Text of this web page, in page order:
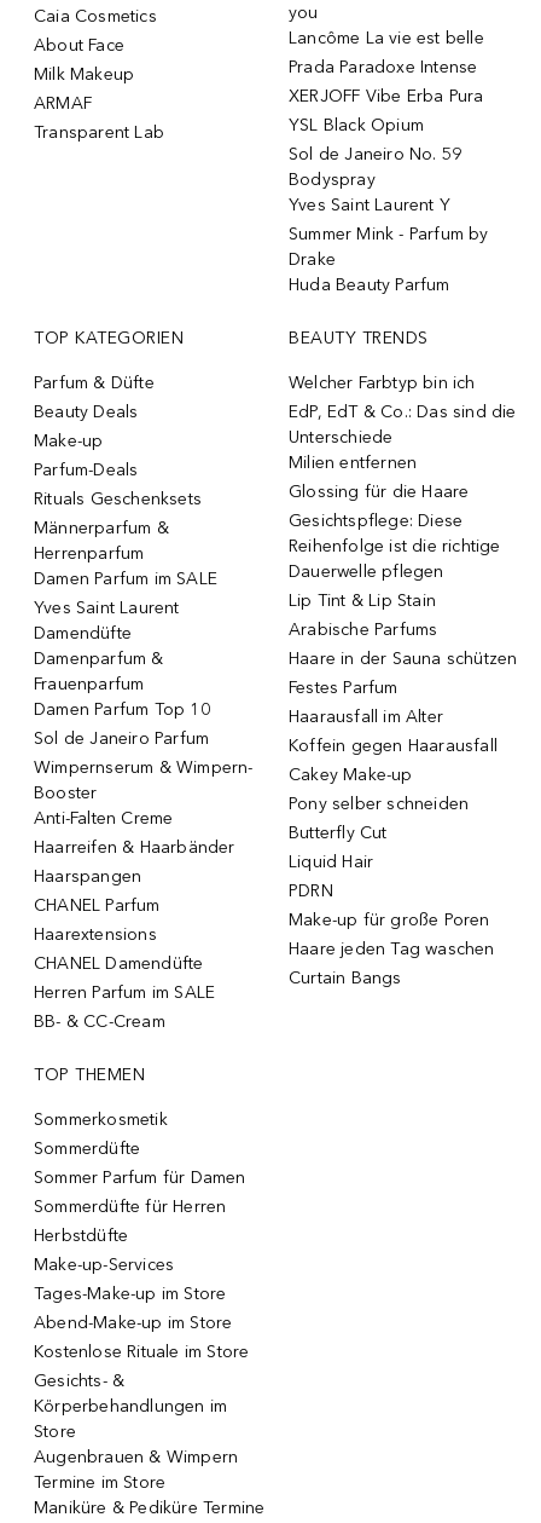
Caia Cosmetics
About Face
Milk Makeup
ARMAF
Transparent Lab
you
Lancôme La vie est belle
Prada Paradoxe Intense
XERJOFF Vibe Erba Pura
YSL Black Opium
Sol de Janeiro No. 59
Bodyspray
Yves Saint Laurent Y
Summer Mink - Parfum by
Drake
Huda Beauty Parfum
TOP KATEGORIEN
Parfum & Düfte
Beauty Deals
Make-up
Parfum-Deals
Rituals Geschenksets
Männerparfum &
Herrenparfum
Damen Parfum im SALE
Yves Saint Laurent
Damendüfte
Damenparfum &
Frauenparfum
Damen Parfum Top 10
Sol de Janeiro Parfum
Wimpernserum & Wimpern-
Booster
Anti-Falten Creme
Haarreifen & Haarbänder
Haarspangen
CHANEL Parfum
Haarextensions
CHANEL Damendüfte
Herren Parfum im SALE
BB- & CC-Cream
BEAUTY TRENDS
Welcher Farbtyp bin ich
EdP, EdT & Co.: Das sind die
Unterschiede
Milien entfernen
Glossing für die Haare
Gesichtspflege: Diese
Reihenfolge ist die richtige
Dauerwelle pflegen
Lip Tint & Lip Stain
Arabische Parfums
Haare in der Sauna schützen
Festes Parfum
Haarausfall im Alter
Koffein gegen Haarausfall
Cakey Make-up
Pony selber schneiden
Butterfly Cut
Liquid Hair
PDRN
Make-up für große Poren
Haare jeden Tag waschen
Curtain Bangs
TOP THEMEN
Sommerkosmetik
Sommerdüfte
Sommer Parfum für Damen
Sommerdüfte für Herren
Herbstdüfte
Make-up-Services
Tages-Make-up im Store
Abend-Make-up im Store
Kostenlose Rituale im Store
Gesichts- &
Körperbehandlungen im
Store
Augenbrauen & Wimpern
Termine im Store
Maniküre & Pediküre Termine